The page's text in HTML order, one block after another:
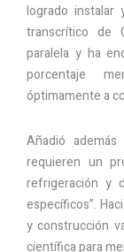
logrado instalar
transcrítico de
paralela y ha
porcentaje
óptimamente a
Añadió
requieren un
refrigeración y
específicos”.
y construcción
científica para